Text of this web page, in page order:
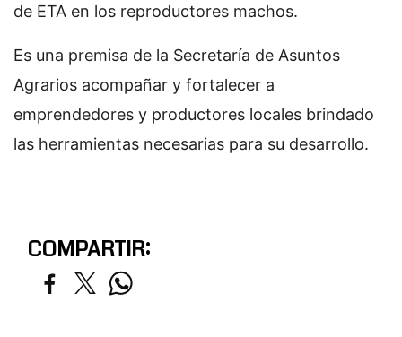
de ETA en los reproductores machos.
Es una premisa de la Secretaría de Asuntos
Agrarios acompañar y fortalecer a
emprendedores y productores locales brindado
las herramientas necesarias para su desarrollo.
COMPARTIR: